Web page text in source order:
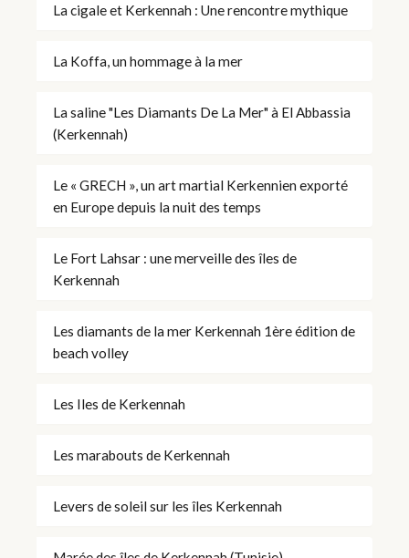
La cigale et Kerkennah : Une rencontre mythique
La Koffa, un hommage à la mer
La saline "Les Diamants De La Mer" à El Abbassia
(Kerkennah)
Le « GRECH », un art martial Kerkennien exporté
en Europe depuis la nuit des temps
Le Fort Lahsar : une merveille des îles de
Kerkennah
Les diamants de la mer Kerkennah 1ère édition de
beach volley
Les Iles de Kerkennah
Les marabouts de Kerkennah
Levers de soleil sur les îles Kerkennah